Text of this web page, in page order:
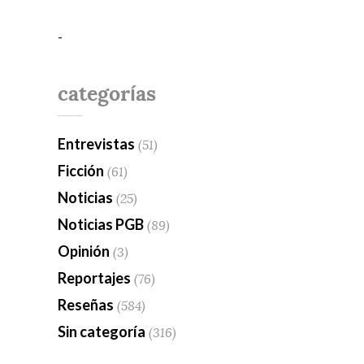
-
categorías
Entrevistas (51)
Ficción (61)
Noticias (25)
Noticias PGB (89)
Opinión (3)
Reportajes (76)
Reseñas (584)
Sin categoría (316)